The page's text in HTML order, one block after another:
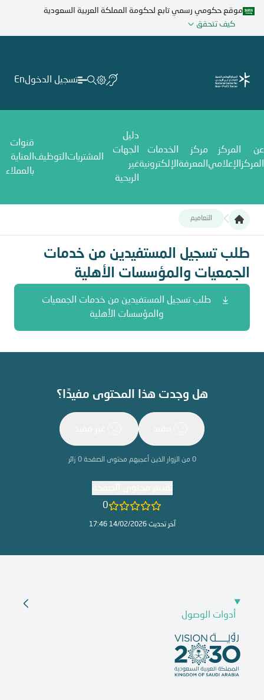
تجاوز
المحتوى
موقع حكومي رسمي تابع لحكومة المملكة العربية السعودية
كيف تتحقق
تسجيل الدخولEn
عن
المركز
المركز
الإعلامي
مركز
المعرفة
الخدمات
الإلكترونية
دليل
الجهات
غير
الربحية
المشتريات التوظيف
قنوات
العناية
بالعملاء
التعاميم
طلب تسجيل المستفيدين من خدمات الجمعيات والمؤسسات الأهلية
طلب تسجيل المستفيدين من خدمات
الجمعيات والمؤسسات الأهلية
طلب تسجيل المستفيدين من خدمات الجمعيات
والمؤسسات الأهلية
هل وجدت هذا المحتوى مفيدًا؟
0 من الزوار الذين أعجبهم محتوى الصفحة0 زائر
0
آخر تحديث 14/02/2026 17:46
أدوات الوصول